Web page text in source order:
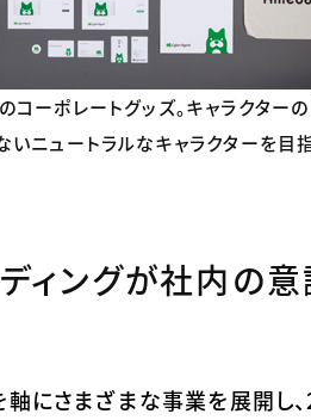
コーポレートグッズ。キャラクター
いニュートラルなキャラクターを目
ィングが社内の
軸にさまざまな事業を展開し